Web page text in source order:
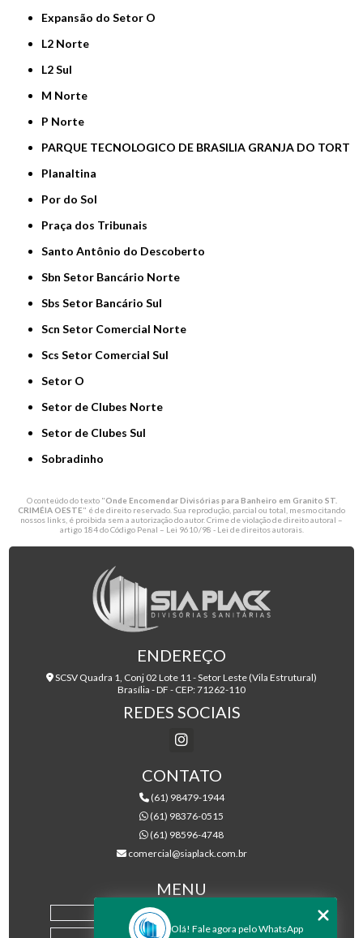
Expansão do Setor O
L2 Norte
L2 Sul
M Norte
P Norte
PARQUE TECNOLOGICO DE BRASILIA GRANJA DO TORT
Planaltina
Por do Sol
Praça dos Tribunais
Santo Antônio do Descoberto
Sbn Setor Bancário Norte
Sbs Setor Bancário Sul
Scn Setor Comercial Norte
Scs Setor Comercial Sul
Setor O
Setor de Clubes Norte
Setor de Clubes Sul
Sobradinho
O conteúdo do texto "Onde Encomendar Divisórias para Banheiro em Granito ST.
CRIMÉIA OESTE" é de direito reservado. Sua reprodução, parcial ou total, mesmo citando
nossos links, é proibida sem a autorização do autor. Crime de violação de direito autoral –
artigo 184 do Código Penal – Lei 9610/98 - Lei de direitos autorais.
ENDEREÇO
SCSV Quadra 1, Conj 02 Lote 11 - Setor Leste (Vila Estrutural)
Brasília - DF - CEP: 71262-110
REDES SOCIAIS
CONTATO
(61) 98479-1944
(61) 98376-0515
(61) 98596-4748
comercial@siaplack.com.br
MENU
EMPRESA
Olá! Fale agora pelo WhatsApp